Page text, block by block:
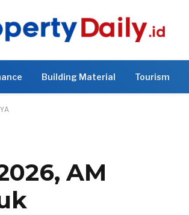
Building Material Tourism
AM